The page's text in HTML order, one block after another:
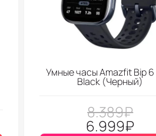
Умные часы Amazfit Bip
Black (Черный)
8.389₽
6.999₽